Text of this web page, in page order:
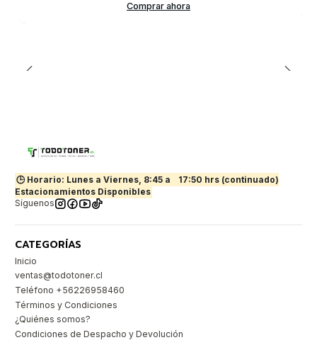
Comprar ahora
🕒 Horario: Lunes a Viernes, 8:45 a
17:50 hrs (continuado)
Estacionamientos Disponibles
Síguenos
CATEGORÍAS
Inicio
ventas@todotoner.cl
Teléfono +56226958460
Términos y Condiciones
¿Quiénes somos?
Condiciones de Despacho y Devolución